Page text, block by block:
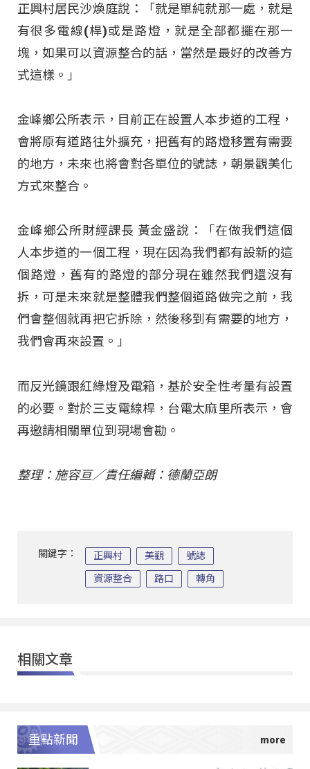
正興村居民沙煥庭說：「就是單純就那一處，就是
有很多電線(桿)或是路燈，就是全部都擺在那一
塊，如果可以資源整合的話，當然是最好的改善方
式這樣。」
金峰鄉公所表示，目前正在設置人本步道的工程，
會將原有道路往外擴充，把舊有的路燈移置有需要
的地方，未來也將會對各單位的號誌，朝景觀美化
方式來整合。
金峰鄉公所財經課長 黃金盛說：「在做我們這個
人本步道的一個工程，現在因為我們都有設新的這
個路燈，舊有的路燈的部分現在雖然我們還沒有
拆，可是未來就是整體我們整個道路做完之前，我
們會整個就再把它拆除，然後移到有需要的地方，
我們會再來設置。」
而反光鏡跟紅綠燈及電箱，基於安全性考量有設置
的必要。對於三支電線桿，台電太麻里所表示，會
再邀請相關單位到現場會勘。
整理：施容亘／責任編輯：德蘭亞朗
關鍵字： 正興村 美觀 號誌
資源整合 路口 轉角
相關文章
重點新聞